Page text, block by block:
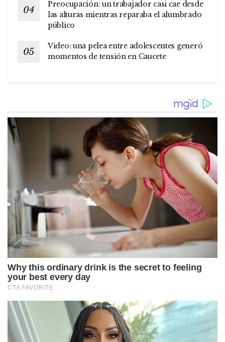
Preocupación: un trabajador casi cae desde
las alturas mientras reparaba el alumbrado
público
Video: una pelea entre adolescentes generó
momentos de tensión en Caucete